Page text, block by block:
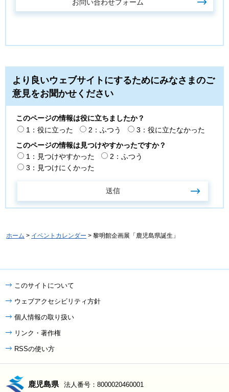
より良いウェブサイトにするためにみなさまのご
意見をお聞かせください
このページの情報は役に立ちましたか？
1：役に立った
2：ふつう
3：役に立たなかった
このページの情報は見つけやすかったですか？
1：見つけやすかった
2：ふつう
3：見つけにくかった
ホーム > イベントカレンダー > 黎明館企画展「鹿児島県誕生」
このサイトについて
ウェブアクセシビリティ方針
個人情報の取り扱い
リンク・著作権
RSSの使い方
鹿児島県 法人番号：8000020460001